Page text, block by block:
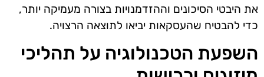
את היבטי הסיכונים וההזדמנויות בצורה מעמיקה יותר,
כדי להבטיח שהעסקאות יביאו לתוצאה הרצויה.
השפעת הטכנולוגיה על תהליכי